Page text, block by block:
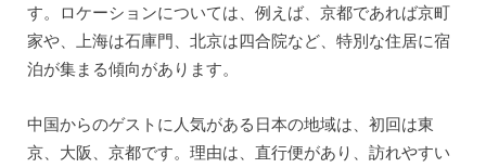
す。ロケーションについては、例えば、京都であれば京町
家や、上海は石庫門、北京は四合院など、特別な住居に宿
泊が集まる傾向があります。
中国からのゲストに人気がある日本の地域は、初回は東
京、大阪、京都です。理由は、直行便があり、訪れやすい